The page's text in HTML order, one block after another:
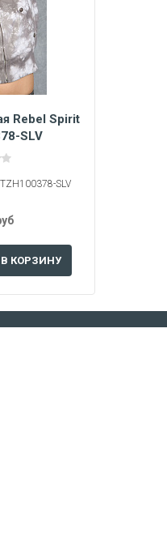
Rebel Spirit
SLV
SLV
В КОРЗИНУ